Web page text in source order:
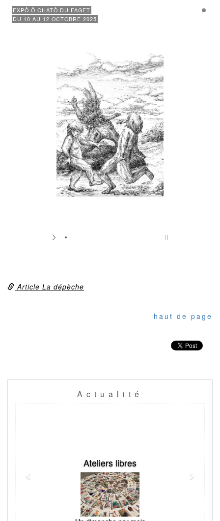
EXPÔ Ô CHATÔ DU FAGET
DU 10 AU 12 OCTOBRE 2025
CAMILLE MESSAGER
Article La dépèche
haut de page
Actualité
Ateliers libres